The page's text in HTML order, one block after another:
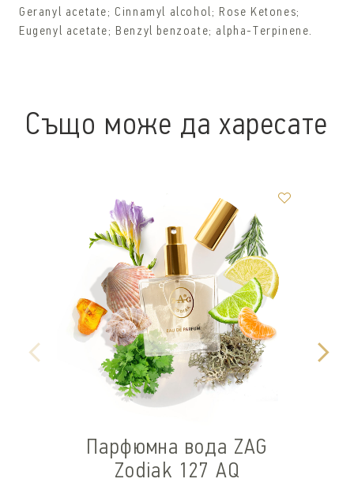
Geranyl acetate; Cinnamyl alcohol; Rose Ketones;
Eugenyl acetate; Benzyl benzoate; alpha-Terpinene.
Също може да харесате
Парфюмна вода ZAG
Zodiak 127 AQ